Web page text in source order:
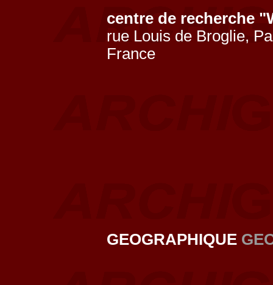
centre de recherche
rue Louis de Broglie,
France
GEOGRAPHIQUE